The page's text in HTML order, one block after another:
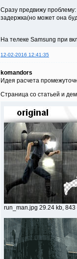
Сразу предвижу проблему:
задержка(но может она
На телеке Samsung при
12-02-2016 12:41:35
komandors
Идея расчета
Страница со статьей и
run_man.jpg 29.24 kb,